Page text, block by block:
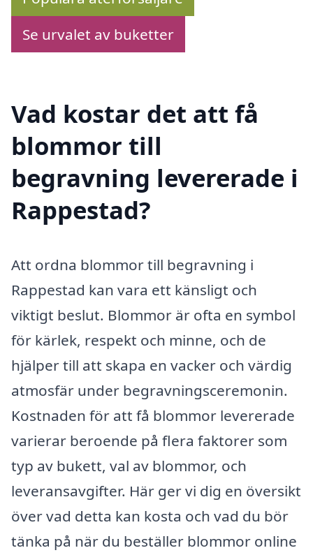
Se urvalet av buketter
Vad kostar det att få
blommor till
begravning levererade i
Rappestad?
Att ordna blommor till begravning i
Rappestad kan vara ett känsligt och
viktigt beslut. Blommor är ofta en symbol
för kärlek, respekt och minne, och de
hjälper till att skapa en vacker och värdig
atmosfär under begravningsceremonin.
Kostnaden för att få blommor levererade
varierar beroende på flera faktorer som
typ av bukett, val av blommor, och
leveransavgifter. Här ger vi dig en översikt
över vad detta kan kosta och vad du bör
tänka på när du beställer blommor online